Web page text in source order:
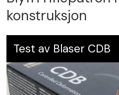
konstruksjon
Test av Blaser CDB